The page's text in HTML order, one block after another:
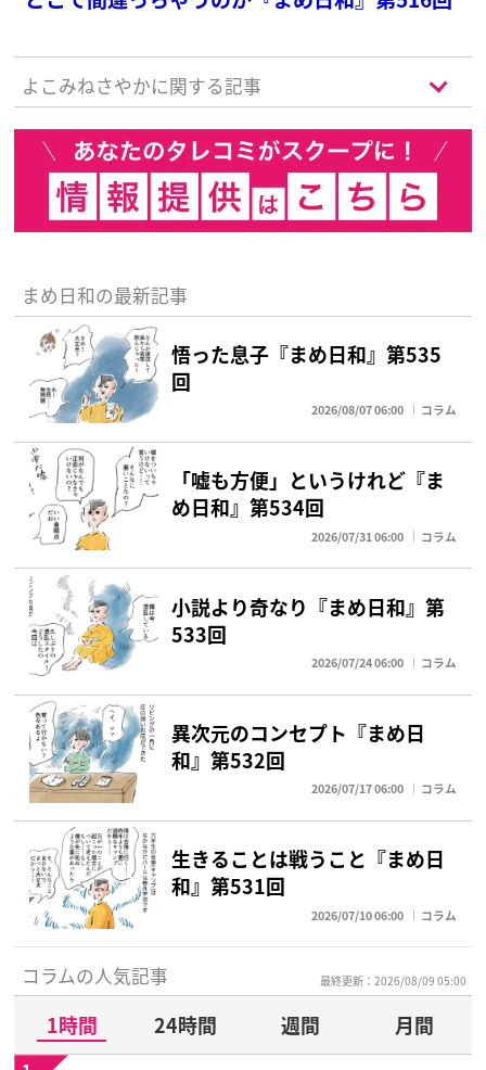
よこみねさやかに関する記事
まめ日和の最新記事
悟った息子『まめ日和』第535
回
2026/08/07 06:00 コラム
「嘘も方便」というけれど『ま
め日和』第534回
2026/07/31 06:00 コラム
小説より奇なり『まめ日和』第
533回
2026/07/24 06:00 コラム
異次元のコンセプト『まめ日
和』第532回
2026/07/17 06:00 コラム
生きることは戦うこと『まめ日
和』第531回
2026/07/10 06:00 コラム
コラムの人気記事 最終更新：2026/08/09 05:00
1時間 24時間 週間
月間